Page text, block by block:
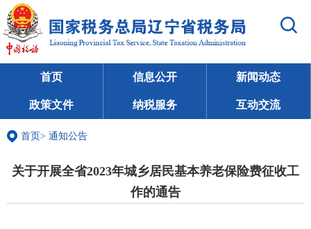
首页 信息公开 新闻动态
政策文件 纳税服务 互动交流
首页> 通知公告
关于开展全省2023年城乡居民基本养老保险费征收工
作的通告